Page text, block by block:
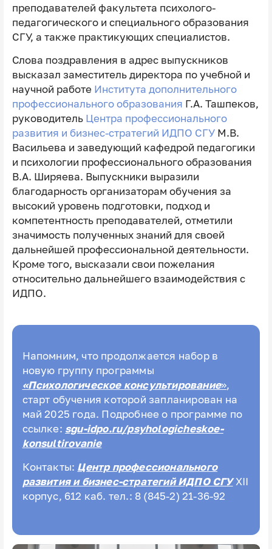
преподавателей факультета психолого-
педагогического и специального образования
СГУ, а также практикующих специалистов.
Слова поздравления в адрес выпускников
высказал заместитель директора по учебной и
научной работе Института дополнительного
профессионального образования Г.А. Ташпеков,
руководитель Центра профессионального
развития и бизнес-стратегий ИДПО СГУМ.В.
Васильева и заведующий кафедрой педагогики
и психологии профессионального образования
В.А. Ширяева. Выпускники выразили
благодарность организаторам обучения за
высокий уровень подготовки, подход и
компетентность преподавателей, отметили
значимость полученных знаний для своей
дальнейшей профессиональной деятельности.
Кроме того, высказали свои пожелания
относительно дальнейшего взаимодействия с
ИДПО.
Напомним, что продолжается набор в
новую группу программы
«Психологическое консультирование»,
старт обучения которой запланирован на
май 2025 года. Подробнее о программе по
ссылке: sgu-idpo.ru/psyhologicheskoe-
konsultirovanie
Контакты: Центр профессионального
развития и бизнес-стратегий ИДПО СГУXII
корпус, 612 каб. тел.: 8 (845-2) 21-36-92